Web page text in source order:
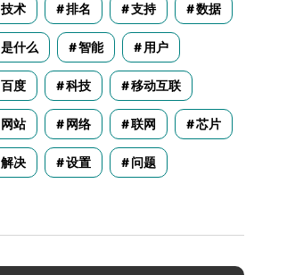
技术 排名 支持 数据
是什么 智能 用户
百度 科技 移动互联
网站 网络 联网 芯片
解决 设置 问题